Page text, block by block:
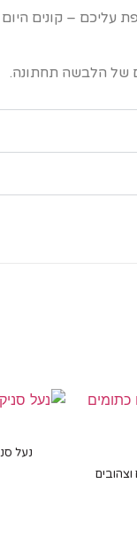
עליכם – קונים
של הלבשה תחתונה.
נעל